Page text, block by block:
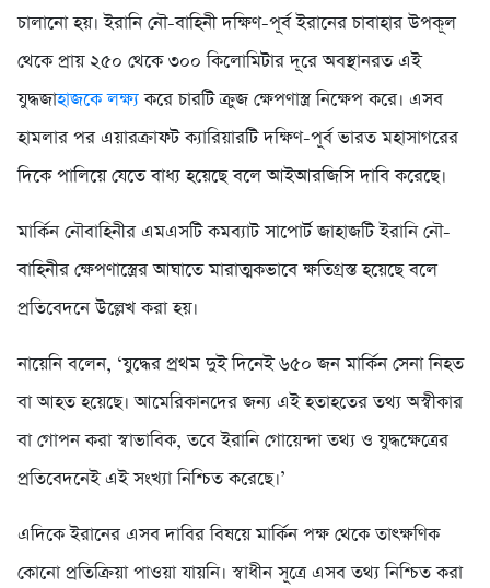
চালানো হয়। ইরানি নৌ-বাহিনী দক্ষিণ-পূর্ব ইরানের চাবাহার উপকূল
থেকে প্রায় ২৫০ থেকে ৩০০ কিলোমিটার দূরে অবস্থানরত এই
যুদ্ধজাহাজকে লক্ষ্যকরে চারটি ক্রুজ ক্ষেপণাস্ত্র নিক্ষেপ করে। এসব
হামলার পর এয়ারক্রাফট ক্যারিয়ারটি দক্ষিণ-পূর্ব ভারত মহাসাগরের
দিকে পালিয়ে যেতে বাধ্য হয়েছে বলে আইআরজিসি দাবি করেছে।
মার্কিন নৌবাহিনীর এমএসটি কমব্যাট সাপোর্ট জাহাজটি ইরানি নৌ-
বাহিনীর ক্ষেপণাস্ত্রের আঘাতে মারাত্মকভাবে ক্ষতিগ্রস্ত হয়েছে বলে
প্রতিবেদনে উল্লেখ করা হয়।
নায়েনি বলেন, ‘যুদ্ধের প্রথম দুই দিনেই ৬৫০ জন মার্কিন সেনা নিহত
বা আহত হয়েছে। আমেরিকানদের জন্য এই হতাহতের তথ্য অস্বীকার
বা গোপন করা স্বাভাবিক, তবে ইরানি গোয়েন্দা তথ্য ও যুদ্ধক্ষেত্রের
প্রতিবেদনেই এই সংখ্যা নিশ্চিত করেছে।’
এদিকে ইরানের এসব দাবির বিষয়ে মার্কিন পক্ষ থেকে তাৎক্ষণিক
কোনো প্রতিক্রিয়া পাওয়া যায়নি। স্বাধীন সূত্রে এসব তথ্য নিশ্চিত করা